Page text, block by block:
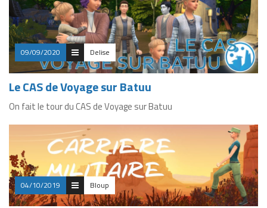
09/09/2020 Delise
Le CAS de Voyage sur Batuu
On fait le tour du CAS de Voyage sur Batuu
04/10/2019 Bloup